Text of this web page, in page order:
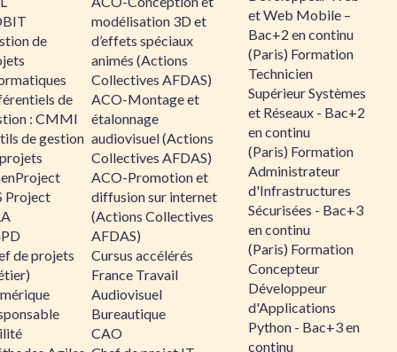
de
de
: CMMI
de gestion
Project
de projets
modélisation 3D et
d’effets spéciaux
animés (Actions
Collectives AFDAS)
ACO-Montage et
étalonnage
audiovisuel (Actions
Collectives AFDAS)
ACO-Promotion et
diffusion sur internet
(Actions Collectives
AFDAS)
Cursus accélérés
France Travail
Audiovisuel
Bureautique
CAO
et Web Mobile –
Bac+2 en continu
(Paris) Formation
Technicien
Supérieur Systèmes
et Réseaux - Bac+2
en continu
(Paris) Formation
Administrateur
d'Infrastructures
Sécurisées - Bac+3
en continu
(Paris) Formation
Concepteur
Développeur
d'Applications
Python - Bac+3 en
continu